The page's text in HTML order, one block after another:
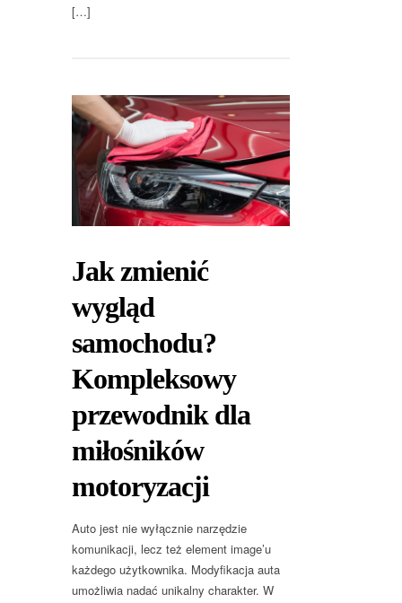
[…]
Jak zmienić
wygląd
samochodu?
Kompleksowy
przewodnik dla
miłośników
motoryzacji
Auto jest nie wyłącznie narzędzie
komunikacji, lecz też element image’u
każdego użytkownika. Modyfikacja auta
umożliwia nadać unikalny charakter. W